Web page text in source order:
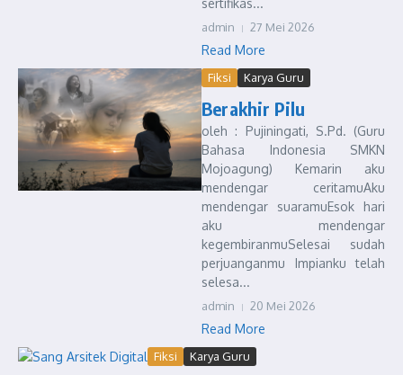
sertifikas...
admin 27 Mei 2026
Read More
Fiksi Karya Guru
Berakhir Pilu
oleh : Pujiningati, S.Pd. (Guru
Bahasa Indonesia SMKN
Mojoagung) Kemarin aku
mendengar ceritamuAku
mendengar suaramuEsok hari
aku mendengar
kegembiranmuSelesai sudah
perjuanganmu Impianku telah
selesa...
admin 20 Mei 2026
Read More
Fiksi Karya Guru